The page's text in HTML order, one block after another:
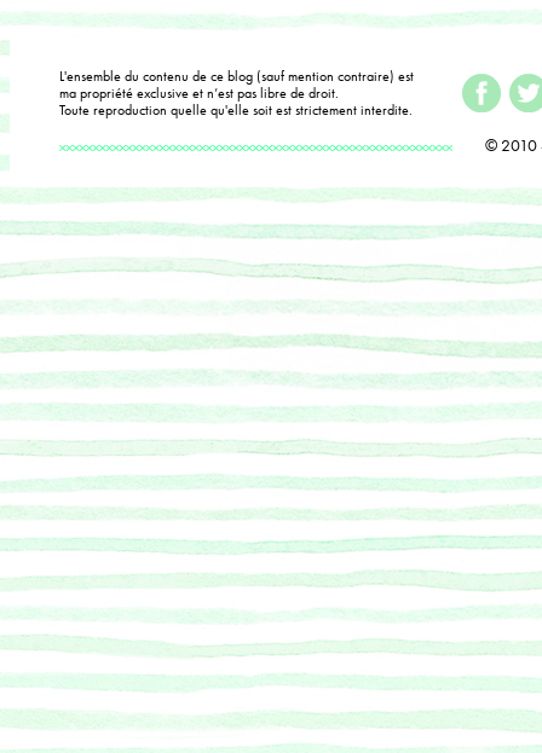
L'ensemble du contenu de ce blog (sauf mention contraire) est
ma propriété exclusive et n’est pas libre de droit.
Toute reproduction quelle qu'elle soit est strictement interdite.
© 2010